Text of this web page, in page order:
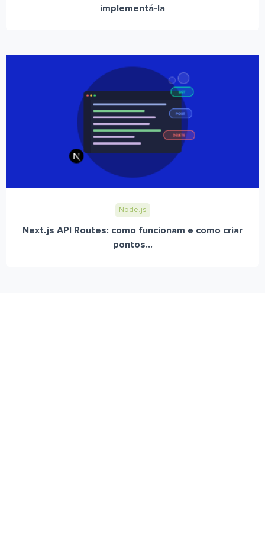
implementá-la
Node.js
Next.js API Routes: como funcionam e como criar
pontos...